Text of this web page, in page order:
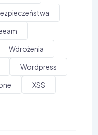
Wdrożenia
Wordpress
XSS